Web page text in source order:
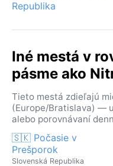
Republika
Iné mestá v
pásme ako
Tieto mestá zdieľajú
(Europe/Bratislava) —
alebo porovnávaní
🇸🇰 Počasie v
Prešporok
Slovenská Republika